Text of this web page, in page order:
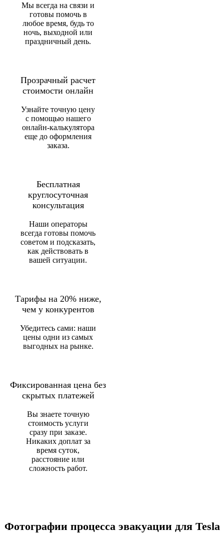
Мы всегда на связи и
готовы помочь в
любое время, будь то
ночь, выходной или
праздничный день.
Прозрачный расчет
стоимости онлайн
Узнайте точную цену
с помощью нашего
онлайн-калькулятора
еще до оформления
заказа.
Бесплатная
круглосуточная
консультация
Наши операторы
всегда готовы помочь
советом и подсказать,
как действовать в
вашей ситуации.
Тарифы на 20% ниже,
чем у конкурентов
Убедитесь сами: наши
цены одни из самых
выгодных на рынке.
Фиксированная цена без
скрытых платежей
Вы знаете точную
стоимость услуги
сразу при заказе.
Никаких доплат за
время суток,
расстояние или
сложность работ.
Фотографии процесса эвакуации для Tesla